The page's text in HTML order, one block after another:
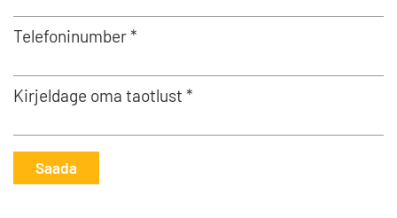
Telefoninumber *
Kirjeldage oma taotlust *
Saada